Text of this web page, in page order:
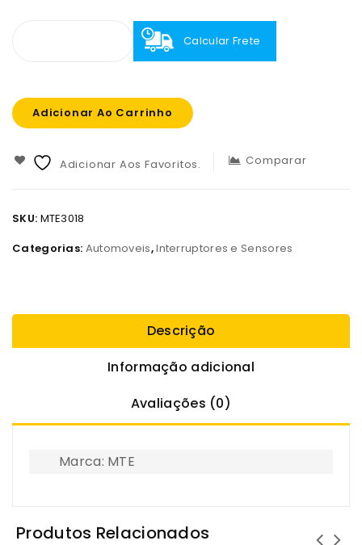
Calcular Frete
Adicionar Ao Carrinho
Adicionar Aos Favoritos. Comparar
SKU: MTE3018
Categorias: Automoveis,Interruptores e Sensores
Descrição
Informação adicional
Avaliações (0)
Marca: MTE
Produtos Relacionados